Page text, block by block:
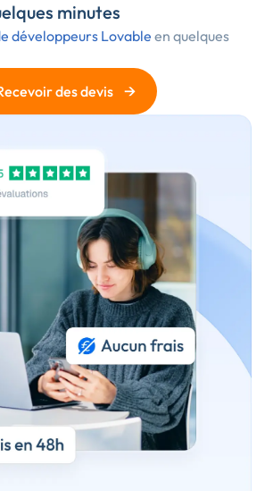
minutes
développeurs Lovable en quelques
des devis
→